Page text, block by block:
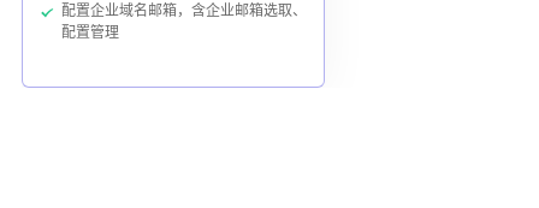
配置企业域名邮箱，含企业邮箱选取、
配置管理